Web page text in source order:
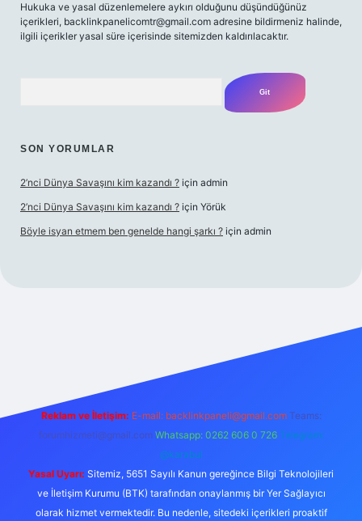
Hukuka ve yasal düzenlemelere aykırı olduğunu düşündüğünüz
içerikleri, backlinkpanelicomtr@gmail.com adresine bildirmeniz halinde,
ilgili içerikler yasal süre içerisinde sitemizden kaldırılacaktır.
SON YORUMLAR
2’nci Dünya Savaşını kim kazandı ? için admin
2’nci Dünya Savaşını kim kazandı ? için Yörük
Böyle isyan etmem ben genelde hangi şarkı ? için admin
m elexbet
Reklam ve İletişim: E-mail: backlinkpaneli@gmail.com Teams:
forumhizmeti@gmail.com Whatsapp: 0262 606 0 726 Telegram:
@karabul
Yasal Uyarı: Sitemiz, 5651 Sayılı Kanun gereğince Bilgi Teknolojileri
ve İletişim Kurumu (BTK) tarafından onaylanmış bir Yer Sağlayıcı
olarak hizmet vermektedir. Bu nedenle, sitedeki içerikleri proaktif